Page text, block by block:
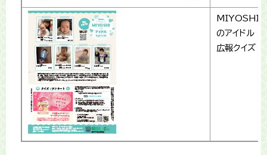
MIYOSHI
のアイドル
広報クイズ